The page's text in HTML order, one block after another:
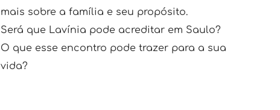
mais sobre a família e seu propósito.
Será que Lavínia pode acreditar em Saulo?
O que esse encontro pode trazer para a sua
vida?